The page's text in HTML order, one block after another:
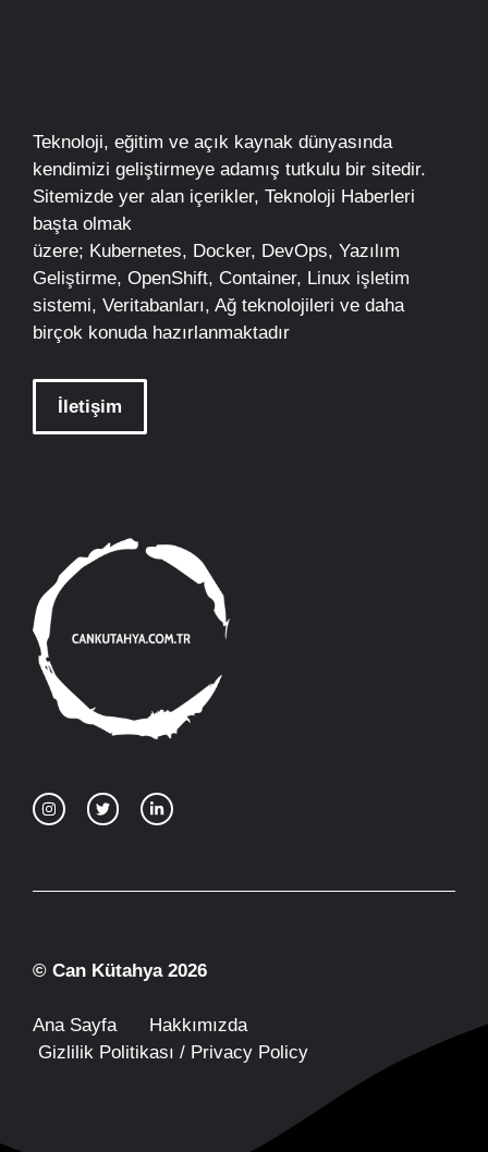
Teknoloji, eğitim ve açık kaynak dünyasında
kendimizi geliştirmeye adamış tutkulu bir sitedir.
Sitemizde yer alan içerikler, Teknoloji Haberleri
başta olmak
üzere; Kubernetes, Docker, DevOps, Yazılım
Geliştirme, OpenShift, Container, Linux işletim
sistemi, Veritabanları, Ağ teknolojileri ve daha
birçok konuda hazırlanmaktadır
İletişim
© Can Kütahya 2026
Ana Sayfa
Hakkımızda
Gizlilik Politikası / Privacy Policy